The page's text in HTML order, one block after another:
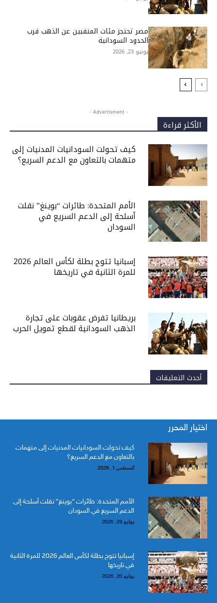
مصر تحتجز مئات المنقبين عن الذهب قرب
الحدود السودانية
يونيو 23, 2026
- Advertisment -
الأكثر قراءة
كيف تحولت السودانيات المدنيات إلى
متهمات بالتعاون مع الدعم السريع؟
الأمم المتحدة: طائرات “بوينغ” نقلت
أسلحة إلى الدعم السريع في
السودان
إسبانيا تتوج بطلة لكأس العالم 2026
للمرة الثانية في تاريخها
بريطانيا تفرض عقوبات على تجارة
الذهب السودانية لقطع تمويل الحرب
أحدث التعليقات
اختيار المحرر
كيف تحولت السودانيات المدنيات إلى متهمات
بالتعاون مع الدعم السريع؟
أغسطس 1, 2026
الأمم المتحدة: طائرات “بوينغ” نقلت أسلحة إلى
الدعم السريع في السودان
يوليو 29, 2026
إسبانيا تتوج بطلة لكأس العالم 2026 للمرة الثانية
في تاريخها
يوليو 20, 2026